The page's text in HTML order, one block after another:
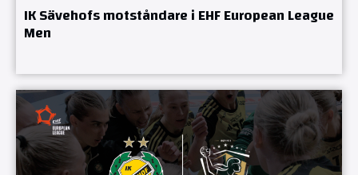
IK Sävehofs motståndare i EHF European League
Men